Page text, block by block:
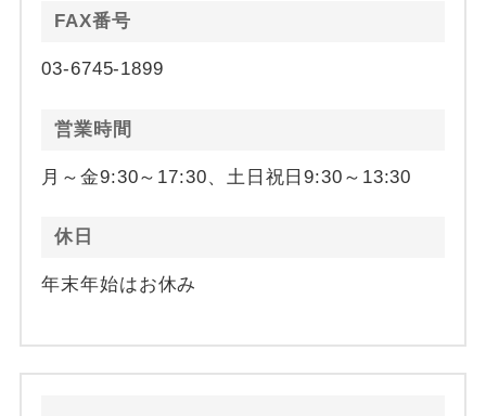
FAX番号
03-6745-1899
営業時間
月～金9:30～17:30、土日祝日9:30～13:30
休日
年末年始はお休み